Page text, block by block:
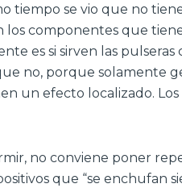
tiempo se vio que no
componentes que
es si sirven las pulseras
no, porque solamente
un efecto localizado.
no conviene poner
que “se enchufan